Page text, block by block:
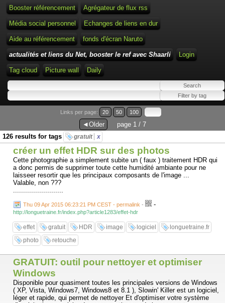
Booster référencement Agrégateur de flux rss
Média social personnel Echanges de liens en dur
Aide au référencement fonds d'écran Naruto
actualités et liens du Net, booster le ref avec Shaarli Login
Tag cloud Picture wall Daily
Links per page: 20 50 100
◄Older
page 1 / 7
126 results for tags
gratuit x
créer un effet HDR sur des photos
Cette photographie a simplement subite un ( faux ) traitement HDR qui
a donc permis de supprimer toute cette humidité ambiante pour ne
laisseer resortir que les principaux composants de l'image ...
Valable, non ???
.........................
Thu 09 Apr 2015 06:23:21 PM CEST - permalink - -
http://longuetraine.fr/index.php?article1283/effet-hdr
effet gratuit HDR image logiciel
longuetraine.fr
photo
retouche
GRATUIT: outil pour nettoyer et optimiser
Windows
Disponible pour quasiment toutes les principales versions de Windows
( XP, Vista, Windows7, Windows8 et 8.1 ), Slowin' Killer est un logiciel,
léger et rapide, qui permet de nettoyer Et d'optimiser votre système